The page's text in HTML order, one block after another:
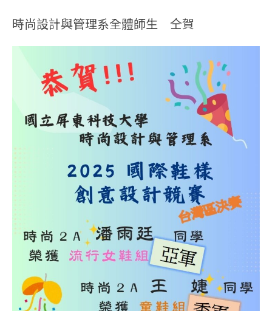
時尚設計與管理系全體師生 仝賀